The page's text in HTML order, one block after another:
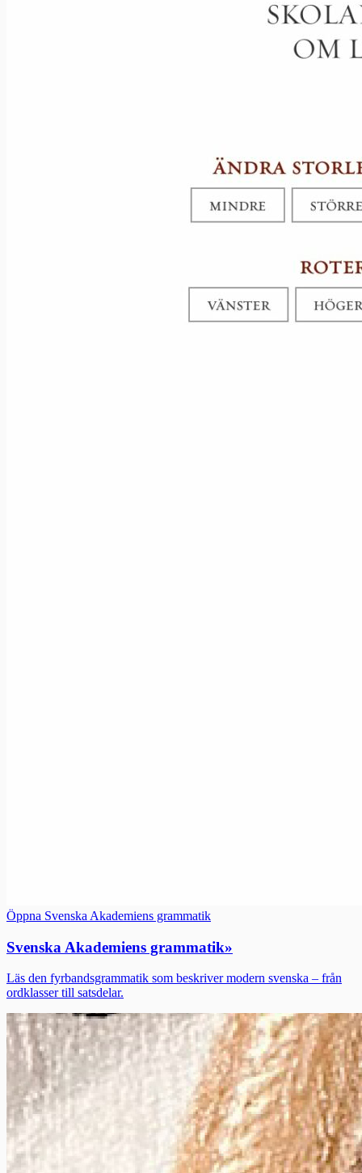
Öppna Svenska Akademiens grammatik
Svenska Akademiens grammatik»
Läs den fyrbandsgrammatik som beskriver modern svenska – från
ordklasser till satsdelar.